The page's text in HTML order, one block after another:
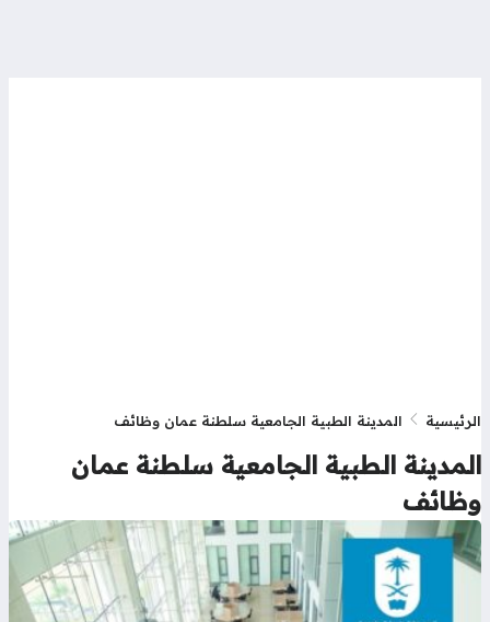
المدينة الطبية الجامعية سلطنة عمان وظائف
الطبية الجامعية سلطنة عمان